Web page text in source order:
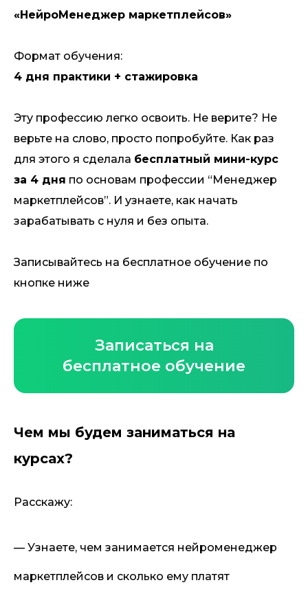
«НейроМенеджер маркетплейсов»
Формат обучения:
4 дня практики + стажировка
Эту профессию легко освоить. Не верите? Не
верьте на слово, просто попробуйте. Как раз
для этого я сделала бесплатный мини-курс
за 4 дня по основам профессии “Менеджер
маркетплейсов”. И узнаете, как начать
зарабатывать с нуля и без опыта.
Записывайтесь на бесплатное обучение по
кнопке ниже
Записаться на
бесплатное обучение
Чем мы будем заниматься на
курсах?
Расскажу:
— Узнаете, чем занимается нейроменеджер
маркетплейсов и сколько ему платят